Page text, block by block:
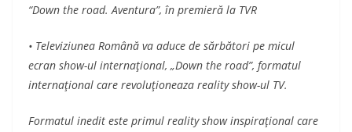
“Down the road. Aventura”, în premieră la TVR
• Televiziunea Română va aduce de sărbători pe micul
ecran show-ul internaţional, „Down the road”, formatul
internaţional care revoluţioneaza reality show-ul TV.
Formatul inedit este primul reality show inspiraţional care